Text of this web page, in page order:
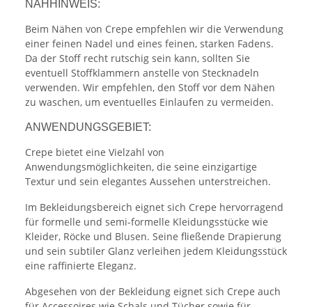
NÄHHINWEIS:
Beim Nähen von Crepe empfehlen wir die Verwendung
einer feinen Nadel und eines feinen, starken Fadens.
Da der Stoff recht rutschig sein kann, sollten Sie
eventuell Stoffklammern anstelle von Stecknadeln
verwenden. Wir empfehlen, den Stoff vor dem Nähen
zu waschen, um eventuelles Einlaufen zu vermeiden.
ANWENDUNGSGEBIET:
Crepe bietet eine Vielzahl von
Anwendungsmöglichkeiten, die seine einzigartige
Textur und sein elegantes Aussehen unterstreichen.
Im Bekleidungsbereich eignet sich Crepe hervorragend
für formelle und semi-formelle Kleidungsstücke wie
Kleider, Röcke und Blusen. Seine fließende Drapierung
und sein subtiler Glanz verleihen jedem Kleidungsstück
eine raffinierte Eleganz.
Abgesehen von der Bekleidung eignet sich Crepe auch